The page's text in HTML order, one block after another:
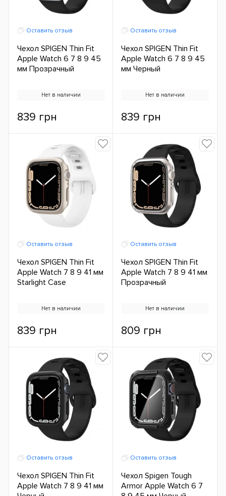
Оставить отзыв
Чехол SPIGEN Thin Fit
Apple Watch 6 7 8 9 45
мм Прозрачный
Нет в наличии
839 грн
Оставить отзыв
Чехол SPIGEN Thin Fit
Apple Watch 6 7 8 9 45
мм Черный
Нет в наличии
839 грн
Оставить отзыв
Чехол SPIGEN Thin Fit
Apple Watch 7 8 9 41 мм
Starlight Case
Нет в наличии
839 грн
Оставить отзыв
Чехол SPIGEN Thin Fit
Apple Watch 7 8 9 41 мм
Прозрачный
Нет в наличии
809 грн
Оставить отзыв
Чехол SPIGEN Thin Fit
Apple Watch 7 8 9 41 мм
Оставить отзыв
Чехол Spigen Tough
Armor Apple Watch 6 7